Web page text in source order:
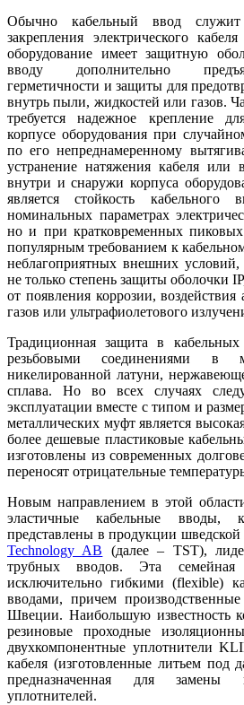
Обычно кабельный ввод
закрепления электрического
оборудование имеет защитную
вводу дополнительно
герметичности и защиты для
внутрь пыли, жидкостей или газов.
требуется надежное крепление
корпусе оборудования при
по его непреднамеренному
устранение натяжения кабеля или
внутри и снаружи корпуса
является стойкость
номинальных параметрах
но и при кратковременных
популярным требованием к
неблагоприятных внешних
не только степень защиты оболочки
от появления коррозии,
газов или ультрафиолетового
Традиционная защита в кабельных
резьбовыми соединениями в
никелированной латуни,
сплава. Но во всех случаях
эксплуатации вместе с типом и
металлических муфт является
более дешевые пластиковые
изготовлены из современных
переносят отрицательные
Новым направлением в этой
эластичные кабельные вводы,
представлены в продукции
Technology AB (далее – TST),
трубных вводов. Эта семейная
исключительно гибкими (flexible)
вводами, причем
Швеции. Наибольшую известность
резиновые проходные
двухкомпонентные уплотнители
кабеля (изготовленные литьем под
предназначенная для замены
уплотнителей.